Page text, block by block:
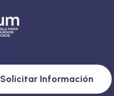
Solicitar Información